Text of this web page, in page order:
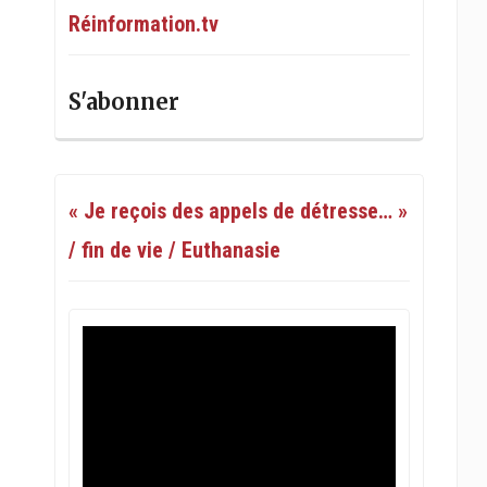
Réinformation.tv
S'abonner
« Je reçois des appels de détresse… »
/ fin de vie / Euthanasie